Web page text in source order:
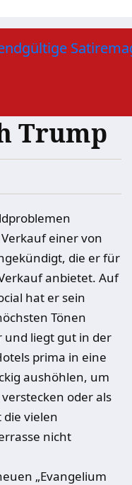
Trump
einer von
die er für
anbietet. Auf
hat er sein
Tönen
und liegt gut in der
prima in eine
aushöhlen, um
oder als
vielen
nicht
„Evangelium